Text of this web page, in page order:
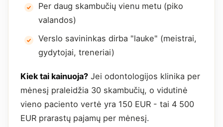
Per daug skambučių vienu metu (piko
valandos)
Verslo savininkas dirba "lauke" (meistrai,
gydytojai, treneriai)
Kiek tai kainuoja? Jei odontologijos klinika per
mėnesį praleidžia 30 skambučių, o vidutinė
vieno paciento vertė yra 150 EUR - tai 4 500
EUR prarastų pajamų per mėnesį.